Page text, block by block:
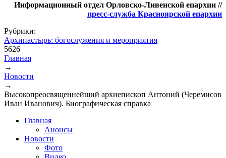
Информационный отдел Орловско-Ливенской епархии //
пресс-служба Красноярской епархии
Рубрики:
Архипастырь: богослужения и мероприятия
5626
Вы здесь
Главная
→
Новости
→
Высокопреосвященнейший архиепископ Антоний (Черемисов
Иван Иванович). Биографическая справка
Главная
Анонсы
Новости
Фото